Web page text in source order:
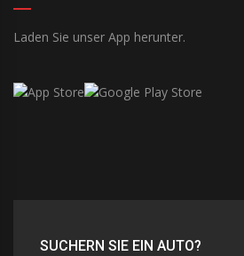
Laden Sie unser App herunter.
SUCHERN SIE EIN AUTO?